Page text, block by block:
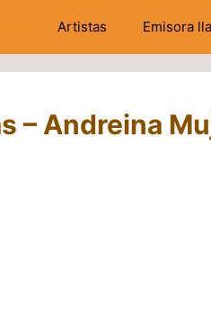
Artistas Emisora
– Andreina